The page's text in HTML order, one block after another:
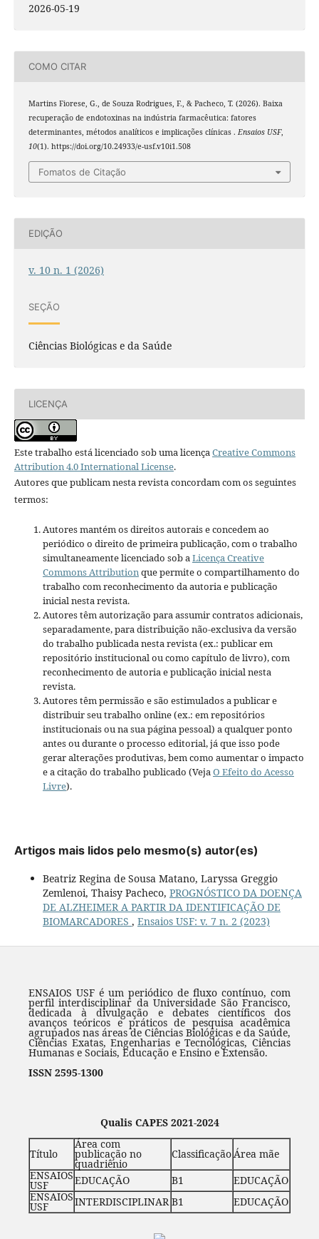
2026-05-19
COMO CITAR
Martins Fiorese, G., de Souza Rodrigues, F., & Pacheco, T. (2026). Baixa
recuperação de endotoxinas na indústria farmacêutica: fatores
determinantes, métodos analíticos e implicações clínicas . Ensaios USF,
10(1). https://doi.org/10.24933/e-usf.v10i1.508
Fomatos de Citação
EDIÇÃO
v. 10 n. 1 (2026)
SEÇÃO
Ciências Biológicas e da Saúde
LICENÇA
Este trabalho está licenciado sob uma licença Creative Commons
Attribution 4.0 International License.
Autores que publicam nesta revista concordam com os seguintes
termos:
Autores mantém os direitos autorais e concedem ao
periódico o direito de primeira publicação, com o trabalho
simultaneamente licenciado sob a Licença Creative
Commons Attribution que permite o compartilhamento do
trabalho com reconhecimento da autoria e publicação
inicial nesta revista.
Autores têm autorização para assumir contratos adicionais,
separadamente, para distribuição não-exclusiva da versão
do trabalho publicada nesta revista (ex.: publicar em
repositório institucional ou como capítulo de livro), com
reconhecimento de autoria e publicação inicial nesta
revista.
Autores têm permissão e são estimulados a publicar e
distribuir seu trabalho online (ex.: em repositórios
institucionais ou na sua página pessoal) a qualquer ponto
antes ou durante o processo editorial, já que isso pode
gerar alterações produtivas, bem como aumentar o impacto
e a citação do trabalho publicado (Veja O Efeito do Acesso
Livre).
Artigos mais lidos pelo mesmo(s) autor(es)
Beatriz Regina de Sousa Matano, Laryssa Greggio
Zemlenoi, Thaisy Pacheco, PROGNÓSTICO DA DOENÇA
DE ALZHEIMER A PARTIR DA IDENTIFICAÇÃO DE
BIOMARCADORES , Ensaios USF: v. 7 n. 2 (2023)
ENSAIOS USF é um periódico de fluxo contínuo, com
perfil interdisciplinar da Universidade São Francisco,
dedicada à divulgação e debates científicos dos
avanços teóricos e práticos de pesquisa acadêmica
agrupados nas áreas de Ciências Biológicas e da Saúde,
Ciências Exatas, Engenharias e Tecnológicas, Ciências
Humanas e Sociais, Educação e Ensino e Extensão.
ISSN 2595-1300
Qualis CAPES 2021-2024
Título
Área com
publicação no
quadriênio
Classificação Área mãe
ENSAIOS
USF EDUCAÇÃO B1
EDUCAÇÃO
ENSAIOS
USF INTERDISCIPLINAR B1 EDUCAÇÃO